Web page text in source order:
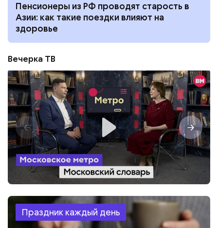
Пенсионеры из РФ проводят старость в
Азии: как такие поездки влияют на
здоровье
Вечерка ТВ
Праздник каждый день